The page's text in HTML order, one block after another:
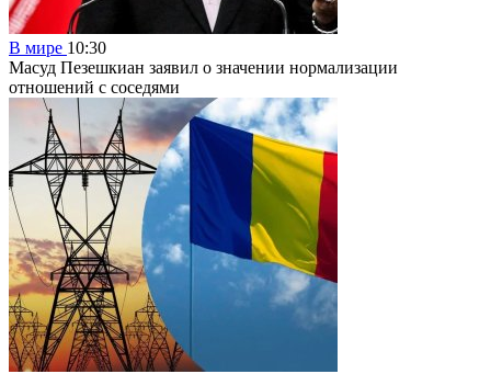
В мире 10:30
Масуд Пезешкиан заявил о значении нормализации
отношений с соседями